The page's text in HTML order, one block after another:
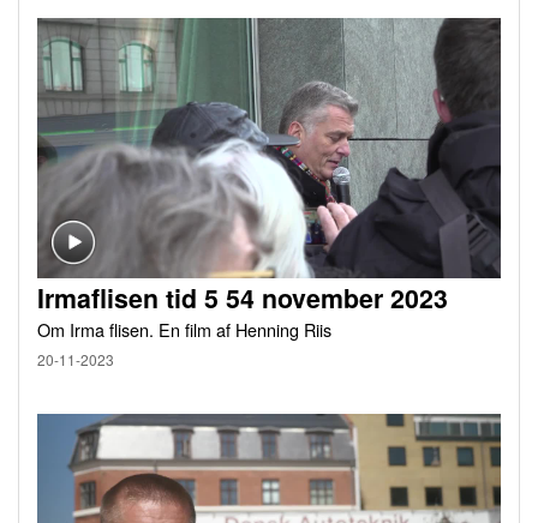
Irmaflisen tid 5 54 november 2023
Om Irma flisen. En film af Henning Riis
20-11-2023